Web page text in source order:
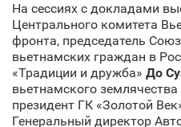
На сессиях с докладами
Центрального комитета
фронта, председатель
вьетнамских граждан в
«Традиции и дружба» До
вьетнамского землячества
президент ГК «Золотой
Генеральный директор